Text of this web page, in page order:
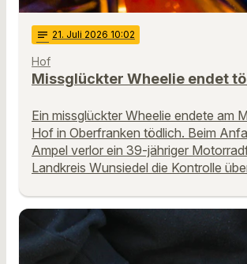
notes 21. Juli 2026 10:02
Hof
Missglückter Wheelie endet
Ein missglückter Wheelie endete am
Hof in Oberfranken tödlich. Beim
Ampel verlor ein 39-jähriger
Landkreis Wunsiedel die Kontrolle